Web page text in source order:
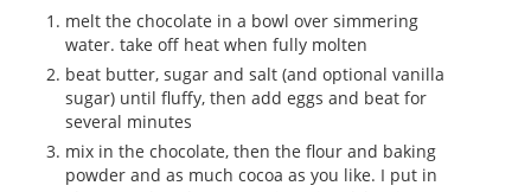
melt the chocolate in a bowl over simmering
water. take off heat when fully molten
beat butter, sugar and salt (and optional vanilla
sugar) until fluffy, then add eggs and beat for
several minutes
mix in the chocolate, then the flour and baking
powder and as much cocoa as you like. I put in